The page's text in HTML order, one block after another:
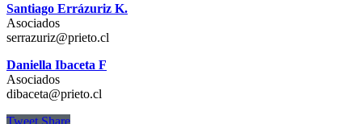
Santiago Errázuriz K.
Asociados
serrazuriz@prieto.cl
Daniella Ibaceta F
Asociados
dibaceta@prieto.cl
Tweet Share